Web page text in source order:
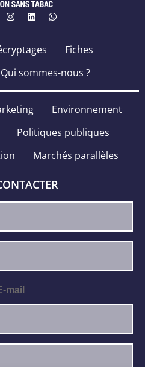
Fiches
Qui sommes-nous ?
Environnement
Politiques publiques
Marchés parallèles
mail